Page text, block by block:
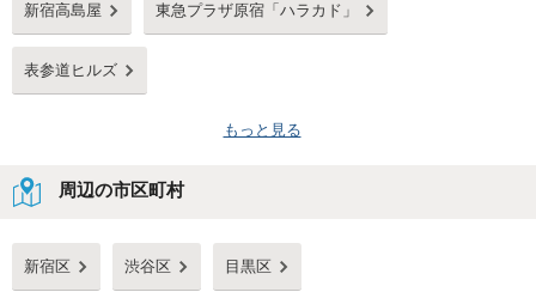
新宿高島屋 東急プラザ原宿「ハラカド」
表参道ヒルズ
もっと見る
周辺の市区町村
新宿区 渋谷区 目黒区